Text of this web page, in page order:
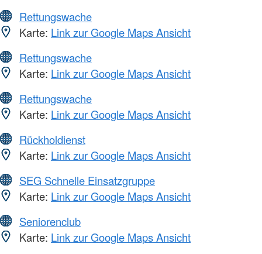
Rettungswache
Karte: Link zur Google Maps Ansicht
Rettungswache
Karte: Link zur Google Maps Ansicht
Rettungswache
Karte: Link zur Google Maps Ansicht
Rückholdienst
Karte: Link zur Google Maps Ansicht
SEG Schnelle Einsatzgruppe
Karte: Link zur Google Maps Ansicht
Seniorenclub
Karte: Link zur Google Maps Ansicht